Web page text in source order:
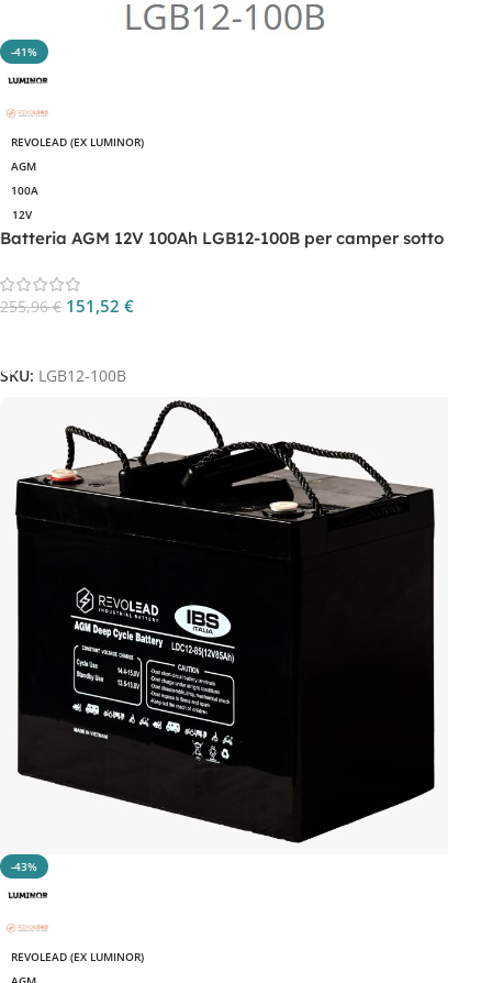
-41%
REVOLEAD (EX LUMINOR)
AGM
100A
12V
Batteria AGM 12V 100Ah LGB12-100B per camper sotto
255,96€ 151,52 €
SKU: LGB12-100B
-43%
REVOLEAD (EX LUMINOR)